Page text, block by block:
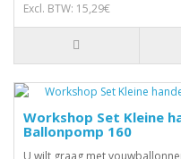
Excl. BTW: 15,29€
Workshop Set Kleine
Ballonpomp 160
U wilt graag met